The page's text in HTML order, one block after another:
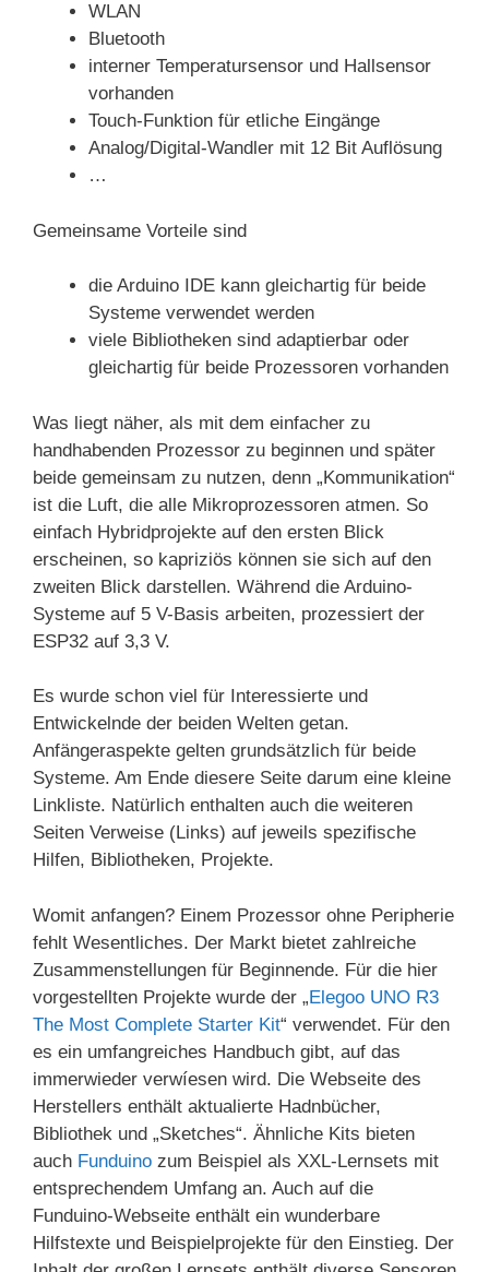
WLAN
Bluetooth
interner Temperatursensor und Hallsensor
vorhanden
Touch-Funktion für etliche Eingänge
Analog/Digital-Wandler mit 12 Bit Auflösung
…
Gemeinsame Vorteile sind
die Arduino IDE kann gleichartig für beide
Systeme verwendet werden
viele Bibliotheken sind adaptierbar oder
gleichartig für beide Prozessoren vorhanden
Was liegt näher, als mit dem einfacher zu
handhabenden Prozessor zu beginnen und später
beide gemeinsam zu nutzen, denn „Kommunikation“
ist die Luft, die alle Mikroprozessoren atmen. So
einfach Hybridprojekte auf den ersten Blick
erscheinen, so kapriziös können sie sich auf den
zweiten Blick darstellen. Während die Arduino-
Systeme auf 5 V-Basis arbeiten, prozessiert der
ESP32 auf 3,3 V.
Es wurde schon viel für Interessierte und
Entwickelnde der beiden Welten getan.
Anfängeraspekte gelten grundsätzlich für beide
Systeme. Am Ende diesere Seite darum eine kleine
Linkliste. Natürlich enthalten auch die weiteren
Seiten Verweise (Links) auf jeweils spezifische
Hilfen, Bibliotheken, Projekte.
Womit anfangen? Einem Prozessor ohne Peripherie
fehlt Wesentliches. Der Markt bietet zahlreiche
Zusammenstellungen für Beginnende. Für die hier
vorgestellten Projekte wurde der „Elegoo UNO R3
The Most Complete Starter Kit“ verwendet. Für den
es ein umfangreiches Handbuch gibt, auf das
immerwieder verwíesen wird. Die Webseite des
Herstellers enthält aktualierte Hadnbücher,
Bibliothek und „Sketches“. Ähnliche Kits bieten
auch Funduino zum Beispiel als XXL-Lernsets mit
entsprechendem Umfang an. Auch auf die
Funduino-Webseite enthält ein wunderbare
Hilfstexte und Beispielprojekte für den Einstieg. Der